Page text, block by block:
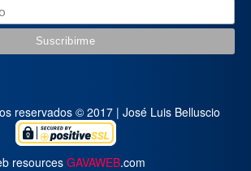
reservados © 2017 | José Luis Belluscio
resourcesGAVAWEB.com